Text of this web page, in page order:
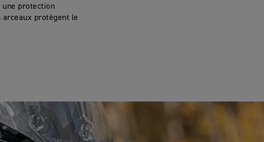
une protection
protègent le